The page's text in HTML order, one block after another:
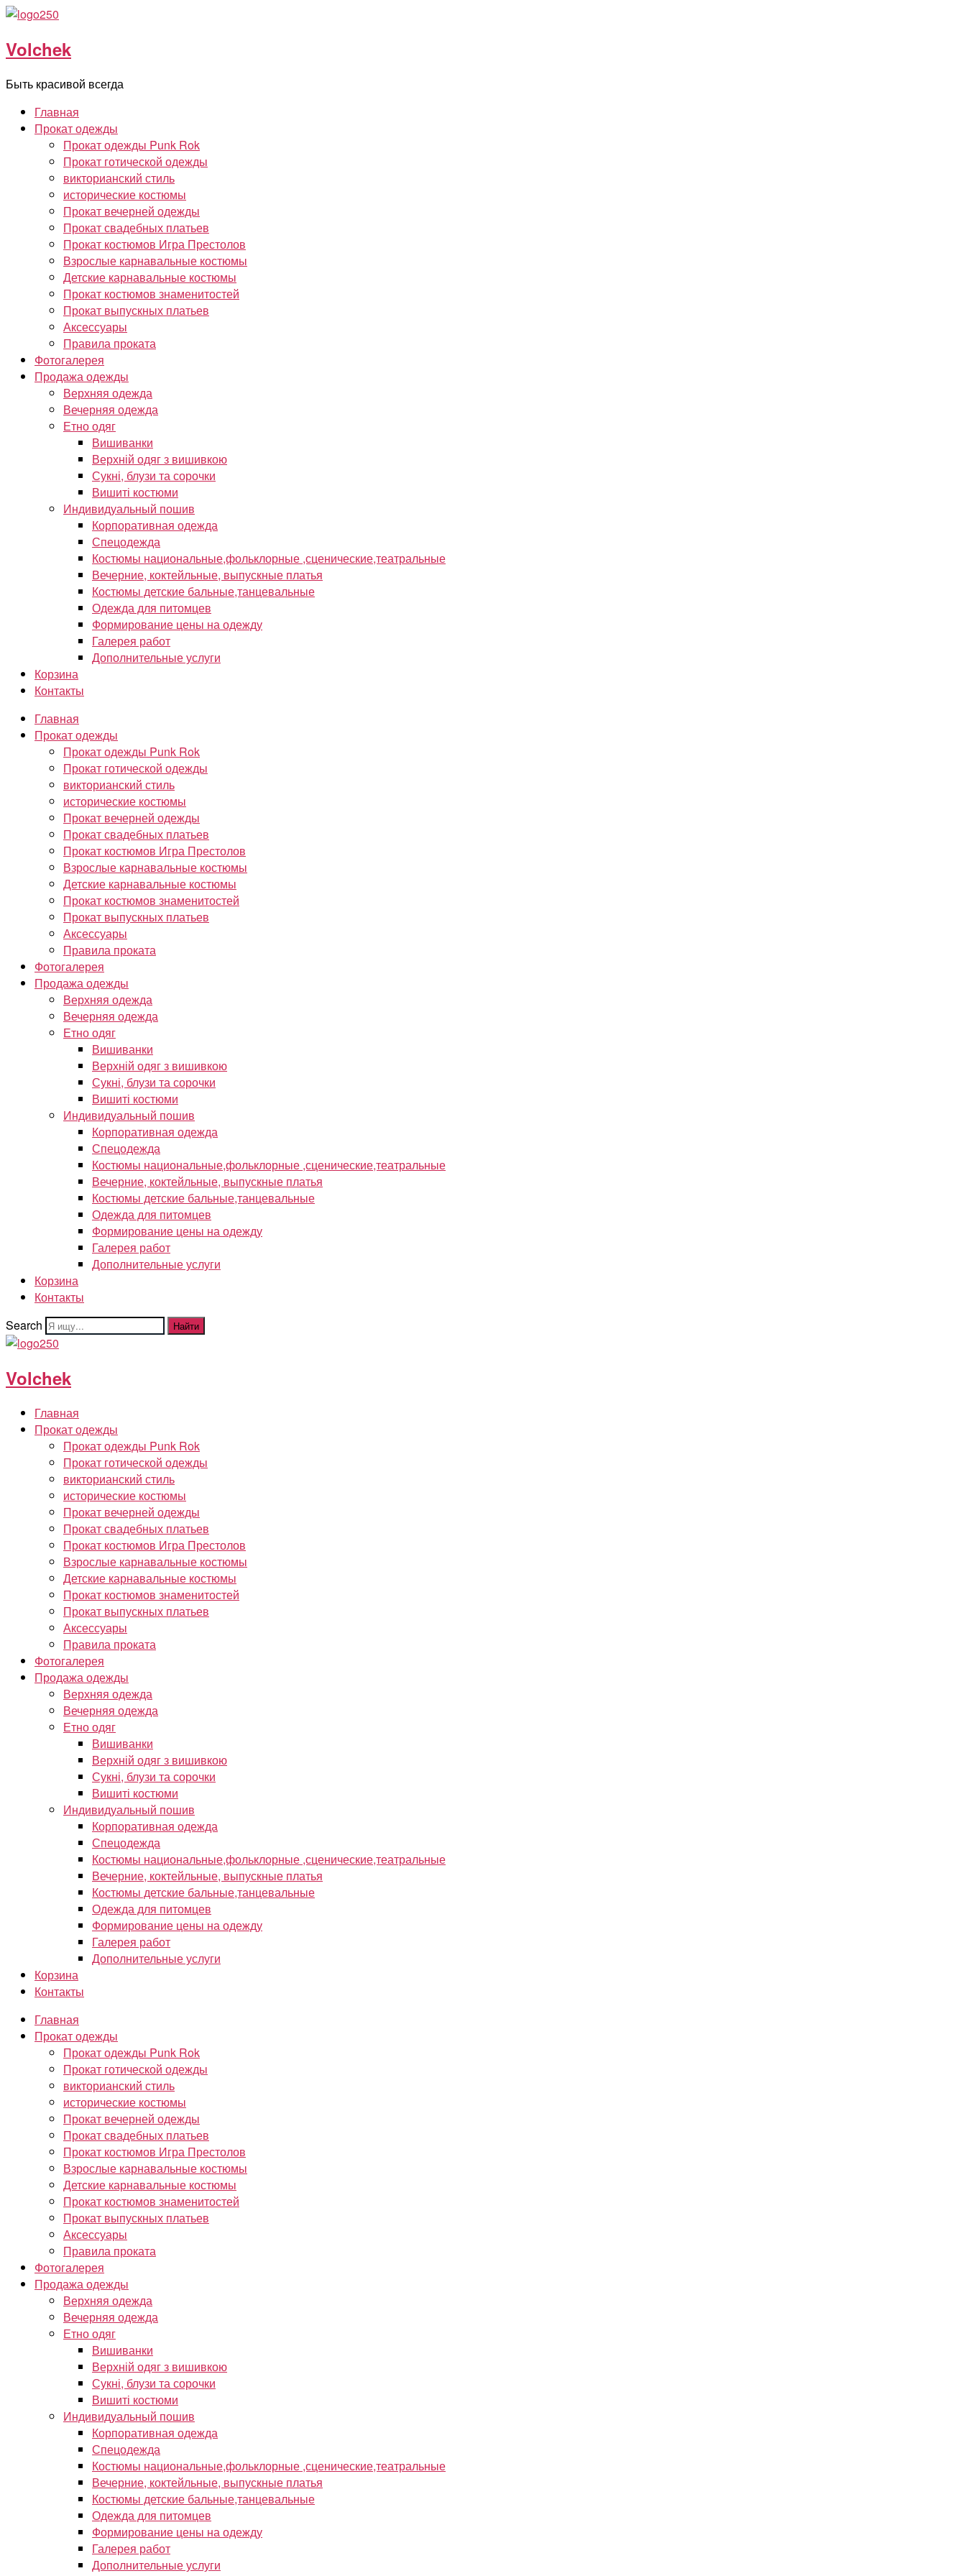
Перейти
содержимому
Volchek
Быть красивой всегда
Главная
Прокат одежды
Прокат одежды Punk Rok
Прокат готической одежды
викторианский стиль
исторические костюмы
Прокат вечерней одежды
Прокат свадебных платьев
Прокат костюмов Игра Престолов
Взрослые карнавальные костюмы
Детские карнавальные костюмы
Прокат костюмов знаменитостей
Прокат выпускных платьев
Аксессуары
Правила проката
Фотогалерея
Продажа одежды
Верхняя одежда
Вечерняя одежда
Етно одяг
Вишиванки
Верхній одяг з вишивкою
Сукні, блузи та сорочки
Вишиті костюми
Индивидуальный пошив
Корпоративная одежда
Спецодежда
Костюмы национальные,фольклорные ,сценические,театральные
Вечерние, коктейльные, выпускные платья
Костюмы детские бальные,танцевальные
Одежда для питомцев
Формирование цены на одежду
Галерея работ
Дополнительные услуги
Корзина
Контакты
Главная
Прокат одежды
Прокат одежды Punk Rok
Прокат готической одежды
викторианский стиль
исторические костюмы
Прокат вечерней одежды
Прокат свадебных платьев
Прокат костюмов Игра Престолов
Взрослые карнавальные костюмы
Детские карнавальные костюмы
Прокат костюмов знаменитостей
Прокат выпускных платьев
Аксессуары
Правила проката
Фотогалерея
Продажа одежды
Верхняя одежда
Вечерняя одежда
Етно одяг
Вишиванки
Верхній одяг з вишивкою
Сукні, блузи та сорочки
Вишиті костюми
Индивидуальный пошив
Корпоративная одежда
Спецодежда
Костюмы национальные,фольклорные ,сценические,театральные
Вечерние, коктейльные, выпускные платья
Костюмы детские бальные,танцевальные
Одежда для питомцев
Формирование цены на одежду
Галерея работ
Дополнительные услуги
Корзина
Контакты
Search
Найти
Volchek
Главная
Прокат одежды
Прокат одежды Punk Rok
Прокат готической одежды
викторианский стиль
исторические костюмы
Прокат вечерней одежды
Прокат свадебных платьев
Прокат костюмов Игра Престолов
Взрослые карнавальные костюмы
Детские карнавальные костюмы
Прокат костюмов знаменитостей
Прокат выпускных платьев
Аксессуары
Правила проката
Фотогалерея
Продажа одежды
Верхняя одежда
Вечерняя одежда
Етно одяг
Вишиванки
Верхній одяг з вишивкою
Сукні, блузи та сорочки
Вишиті костюми
Индивидуальный пошив
Корпоративная одежда
Спецодежда
Костюмы национальные,фольклорные ,сценические,театральные
Вечерние, коктейльные, выпускные платья
Костюмы детские бальные,танцевальные
Одежда для питомцев
Формирование цены на одежду
Галерея работ
Дополнительные услуги
Корзина
Контакты
Главная
Прокат одежды
Прокат одежды Punk Rok
Прокат готической одежды
викторианский стиль
исторические костюмы
Прокат вечерней одежды
Прокат свадебных платьев
Прокат костюмов Игра Престолов
Взрослые карнавальные костюмы
Детские карнавальные костюмы
Прокат костюмов знаменитостей
Прокат выпускных платьев
Аксессуары
Правила проката
Фотогалерея
Продажа одежды
Верхняя одежда
Вечерняя одежда
Етно одяг
Вишиванки
Верхній одяг з вишивкою
Сукні, блузи та сорочки
Вишиті костюми
Индивидуальный пошив
Корпоративная одежда
Спецодежда
Костюмы национальные,фольклорные ,сценические,театральные
Вечерние, коктейльные, выпускные платья
Костюмы детские бальные,танцевальные
Одежда для питомцев
Формирование цены на одежду
Галерея работ
Дополнительные услуги